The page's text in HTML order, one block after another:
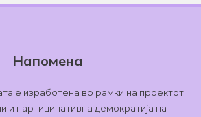
Напомена
е изработена во рамки на проектот
и партиципативна демократија на